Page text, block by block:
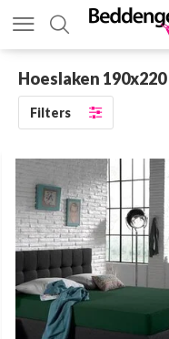
Hoeslaken 190x220
Filters